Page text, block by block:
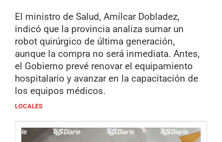
El ministro de Salud, Amílcar Dobladez,
indicó que la provincia analiza sumar un
robot quirúrgico de última generación,
aunque la compra no será inmediata. Antes,
el Gobierno prevé renovar el equipamiento
hospitalario y avanzar en la capacitación de
los equipos médicos.
LOCALES